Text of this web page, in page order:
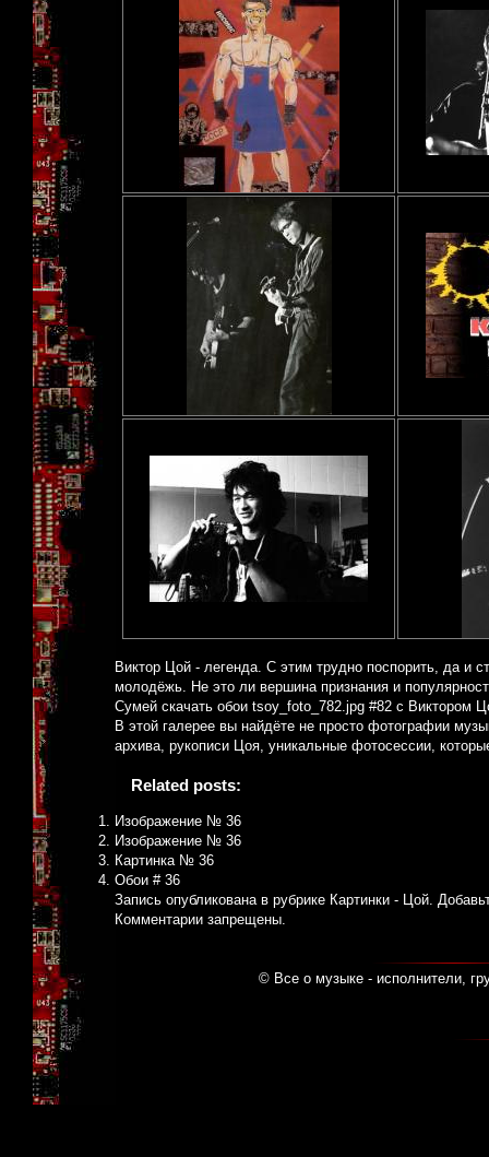
Виктор Цой - легенда. С этим трудно поспорить, да и
молодёжь. Не это ли вершина признания и
Сумей скачать обои tsoy_foto_782.jpg #82 с Виктором
В этой галерее вы найдёте не просто фотографии
архива, рукописи Цоя, уникальные фотосессии,
Related posts:
Изображение № 36
Изображение № 36
Картинка № 36
Обои # 36
Запись опубликована в рубрике Картинки - Цой.
Комментарии запрещены.
© Все о музыке - исполнители,